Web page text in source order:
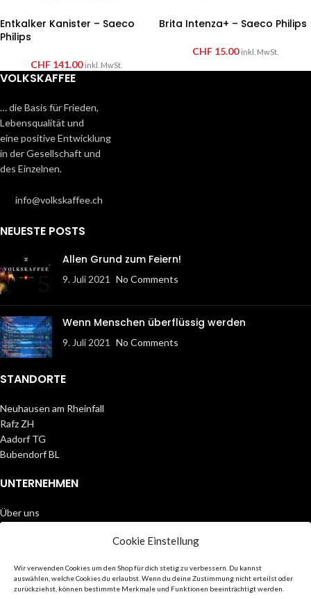
Cookie Einstellung
Wir verwenden Cookies um den Shop für dich stetig zu verbessern. Du kannst
auswählen, welche Cookies du erlaubst. Wenn du deine Zustimmung nicht erteilst oder
zurückziehst, können bestimmte Merkmale und Funktionen beeinträchtigt werden.
Entkalker Kanister – Saeco
Philips
CHF141.00 inkl. MwSt.
Brita Intenza+ – Saeco Philips
CHF15.00 inkl. MwSt.
VOLKSKAFFEE
… die Basis für Frieden,
Lebensqualität und
eine positive Entwicklung
in der Gesellschaft und
des Einzelnen.
info@volkskaffee.ch
NEUESTE POSTS
Allen Grund zum Feiern!
9. Juli 2021 No Comments
Wenn Menschen überflüssig werden
9. Juli 2021 No Comments
STANDORTE
Neuhausen am Rheinfall
Rafz ZH
Aadorf TG
Bubendorf BL
UNTERNEHMEN
Über uns
Partner
Impressum